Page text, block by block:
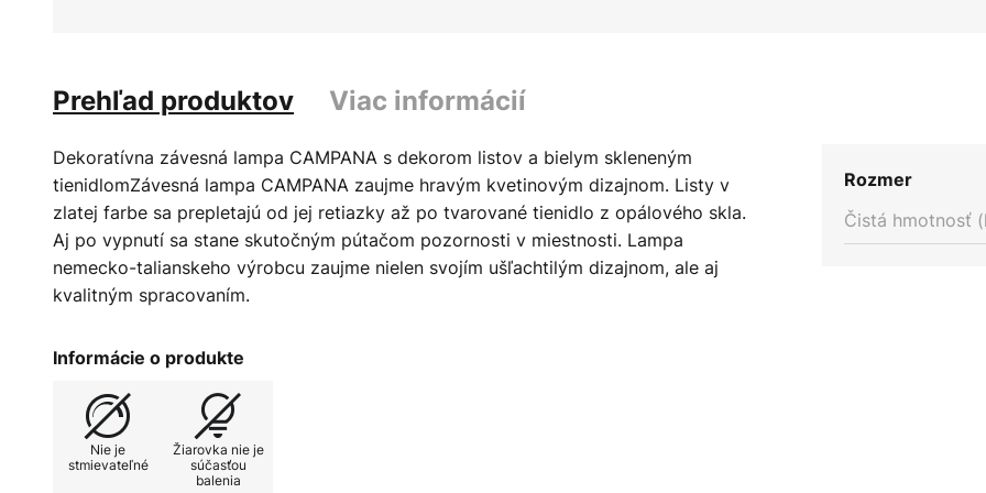
Prehľad produktov Viac informácií
Dekoratívna závesná lampa CAMPANA s dekorom listov a bielym skleneným
tienidlomZávesná lampa CAMPANA zaujme hravým kvetinovým dizajnom. Listy v
zlatej farbe sa prepletajú od jej retiazky až po tvarované tienidlo z opálového skla.
Aj po vypnutí sa stane skutočným pútačom pozornosti v miestnosti. Lampa
nemecko-talianskeho výrobcu zaujme nielen svojím ušľachtilým dizajnom, ale aj
kvalitným spracovaním.
Informácie o produkte
Nie je
stmievateľné
Žiarovka nie je
súčasťou
balenia
Rozmer
Čistá hmotnosť